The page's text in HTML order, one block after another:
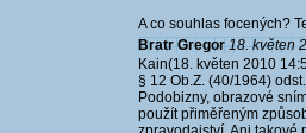
A co souhlas focených?
Bratr Gregor 18. květen
Kain(18. květen 2010
§ 12 Ob.Z. (40/1964)
Podobizny, obrazové
použít přiměřeným